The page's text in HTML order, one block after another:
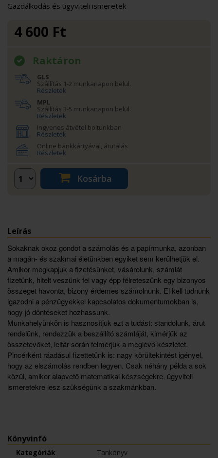
Gazdálkodás és ügyviteli ismeretek
4 600 Ft
Raktáron
GLS
Szállítás 1-2 munkanapon belül.
Részletek
MPL
Szállítás 3-5 munkanapon belül.
Részletek
Ingyenes átvétel boltunkban
Részletek
Online bankkártyával, átutalás
Részletek
Kosárba
Leírás
Sokaknak okoz gondot a számolás és a papírmunka, azonban
a magán- és szakmai életünkben egyiket sem kerülhetjük el.
Amikor megkapjuk a fizetésünket, vásárolunk, számlát
fizetünk, hitelt veszünk fel vagy épp félreteszünk egy bizonyos
összeget havonta, bizony érdemes számolnunk. El kell tudnunk
igazodni a pénzügyekkel kapcsolatos dokumentumokban is,
hogy jó döntéseket hozhassunk.
Munkahelyünkön is hasznosítjuk ezt a tudást: standolunk, árut
rendelünk, rendezzük a beszállító számláját, kimérjük az
összetevőket, leltár során felmérjük a meglévő készletet.
Pincérként ráadásul fizettetünk is: nagy körültekintést igényel,
hogy az elszámolás rendben legyen. Csak néhány példa a sok
közül, amikor alapvető matematikai készségekre, ügyviteli
ismeretekre lesz szükségünk a szakmánkban.
Könyvinfó
Kategóriák Tankönyv